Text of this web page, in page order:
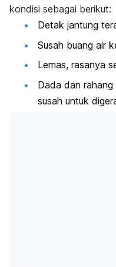
kondisi sebagai berikut:
Detak jantung
Susah buang air
Lemas, rasanya
Dada dan
susah untuk